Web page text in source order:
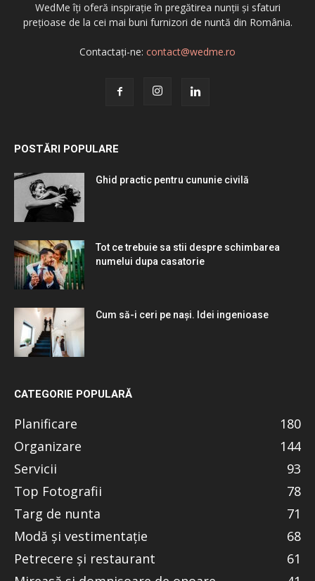
WedMe îți oferă inspirație în pregătirea nunții și sfaturi
prețioase de la cei mai buni furnizori de nuntă din România.
Contactați-ne: contact@wedme.ro
POSTĂRI POPULARE
Ghid practic pentru cununie civilă
Tot ce trebuie sa stii despre schimbarea
numelui dupa casatorie
Cum să-i ceri pe nași. Idei ingenioase
CATEGORIE POPULARĂ
Planificare
180
Organizare
144
Servicii
93
Top Fotografii
78
Targ de nunta
71
Modă și vestimentație
68
Petrecere și restaurant
61